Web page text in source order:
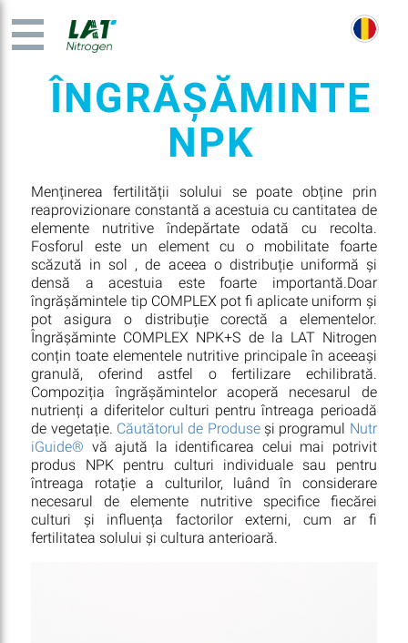
ÎNGRĂȘĂMINTE
NPK
Menținerea fertilității solului se poate obține prin
reaprovizionare constantă a acestuia cu cantitatea de
elemente nutritive îndepărtate odată cu recolta.
Fosforul este un element cu o mobilitate foarte
scăzută in sol , de aceea o distribuție uniformă și
densă a acestuia este foarte importantă.Doar
îngrășămintele tip COMPLEX pot fi aplicate uniform și
pot asigura o distribuție corectă a elementelor.
Îngrășăminte COMPLEX NPK+S de la LAT Nitrogen
conțin toate elementele nutritive principale în aceeași
granulă, oferind astfel o fertilizare echilibrată.
Compoziția îngrășămintelor acoperă necesarul de
nutrienți a diferitelor culturi pentru întreaga perioadă
de vegetație. Căutătorul de Produse și programul Nutr
iGuide® vă ajută la identificarea celui mai potrivit
produs NPK pentru culturi individuale sau pentru
întreaga rotație a culturilor, luând în considerare
necesarul de elemente nutritive specifice fiecărei
culturi și influența factorilor externi, cum ar fi
fertilitatea solului și cultura anterioară.